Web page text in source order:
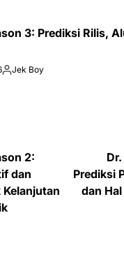
3: Prediksi Rilis,
Posted
Jek Boy
2:
dan
Prediksi
dan